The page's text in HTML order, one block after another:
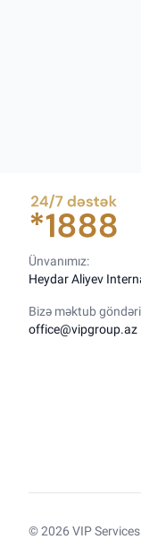
Ünvanımız:
Heydar Aliyev
Bizə məktub
office@vipgroup.az
© 2026 VIP